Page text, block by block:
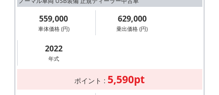
559,000
車体価格 (円)
629,000
乗出価格 (円)
2022
年式
ポイント : 5,590pt